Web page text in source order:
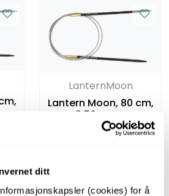
ditt
(cookies) for å
LanternMoon
Lantern Moon, 80 cm,
3.50 mm -
Rundpinner i tre